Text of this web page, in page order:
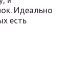
Идеально
есть